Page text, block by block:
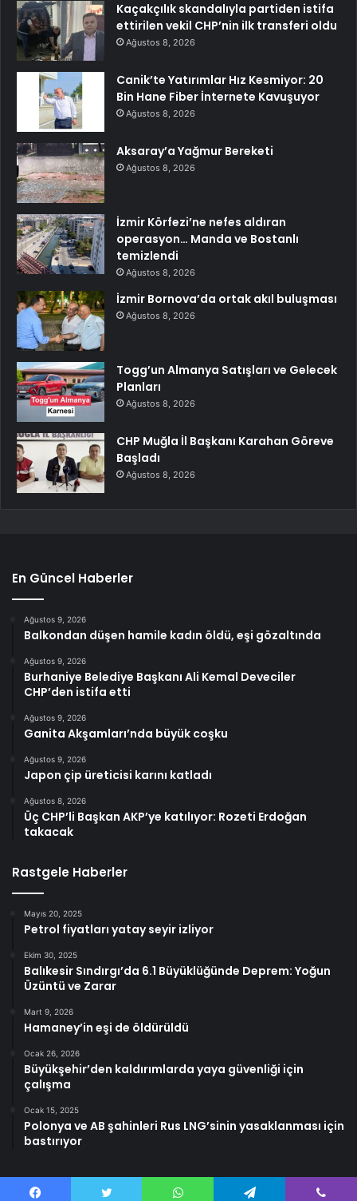
Kaçakçılık skandalıyla partiden istifa
ettirilen vekil CHP’nin ilk transferi oldu
Ağustos 8, 2026
Canik’te Yatırımlar Hız Kesmiyor: 20
Bin Hane Fiber İnternete Kavuşuyor
Ağustos 8, 2026
Aksaray’a Yağmur Bereketi
Ağustos 8, 2026
İzmir Körfezi’ne nefes aldıran
operasyon… Manda ve Bostanlı
temizlendi
Ağustos 8, 2026
İzmir Bornova’da ortak akıl buluşması
Ağustos 8, 2026
Togg’un Almanya Satışları ve Gelecek
Planları
Ağustos 8, 2026
CHP Muğla İl Başkanı Karahan Göreve
Başladı
Ağustos 8, 2026
En Güncel Haberler
Ağustos 9, 2026
Balkondan düşen hamile kadın öldü, eşi gözaltında
Ağustos 9, 2026
Burhaniye Belediye Başkanı Ali Kemal Deveciler
CHP’den istifa etti
Ağustos 9, 2026
Ganita Akşamları’nda büyük coşku
Ağustos 9, 2026
Japon çip üreticisi karını katladı
Ağustos 8, 2026
Üç CHP’li Başkan AKP’ye katılıyor: Rozeti Erdoğan
takacak
Rastgele Haberler
Mayıs 20, 2025
Petrol fiyatları yatay seyir izliyor
Ekim 30, 2025
Balıkesir Sındırgı’da 6.1 Büyüklüğünde Deprem: Yoğun
Üzüntü ve Zarar
Mart 9, 2026
Hamaney’in eşi de öldürüldü
Ocak 26, 2026
Büyükşehir’den kaldırımlarda yaya güvenliği için
çalışma
Ocak 15, 2025
Polonya ve AB şahinleri Rus LNG’sinin yasaklanması için
bastırıyor